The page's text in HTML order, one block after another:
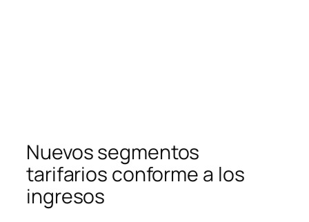
Nuevos segmentos
tarifarios conforme a los
ingresos